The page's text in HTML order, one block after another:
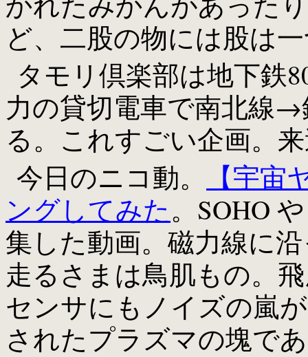
ど、二股の物には股は
タモリ倶楽部は地下鉄
力の貸切電車で南北線
る。これすごい企画。
今日のニコ動。
【宇
ングしてみた。SOHO
集した動画。磁力線に
走るさまは鳥肌もの。
センサにもノイズの嵐
されたプラズマの塊で